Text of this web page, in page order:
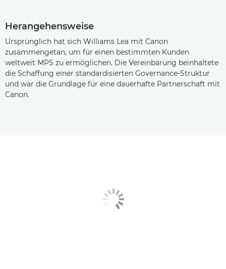
Herangehensweise
Ursprünglich hat sich Williams Lea mit Canon
zusammengetan, um für einen bestimmten Kunden
weltweit MPS zu ermöglichen. Die Vereinbarung beinhaltete
die Schaffung einer standardisierten Governance-Struktur
und war die Grundlage für eine dauerhafte Partnerschaft mit
Canon.